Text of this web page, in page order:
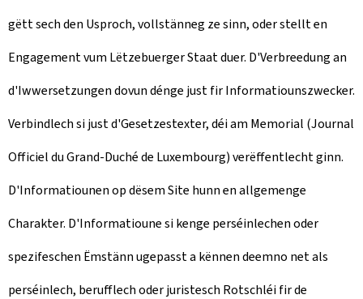
gëtt sech den Usproch, vollstänneg ze sinn, oder stellt en
Engagement vum Lëtzebuerger Staat duer. D'Verbreedung an
d'Iwwersetzungen dovun dénge just fir Informatiounszwecker.
Verbindlech si just d'Gesetzestexter, déi am Memorial (Journal
Officiel du Grand-Duché de Luxembourg) verëffentlecht ginn.
D'Informatiounen op dësem Site hunn en allgemenge
Charakter. D'Informatioune si kenge perséinlechen oder
spezifeschen Ëmstänn ugepasst a kënnen deemno net als
perséinlech, berufflech oder juristesch Rotschléi fir de